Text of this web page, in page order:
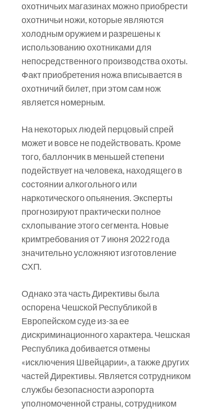
охотничьих магазинах можно приобрести
охотничьи ножи, которые являются
холодным оружием и разрешены к
использованию охотниками для
непосредственного производства охоты.
Факт приобретения ножа вписывается в
охотничий билет, при этом сам нож
является номерным.
На некоторых людей перцовый спрей
может и вовсе не подействовать. Кроме
того, баллончик в меньшей степени
подействует на человека, находящего в
состоянии алкогольного или
наркотического опьянения. Эксперты
прогнозируют практически полное
схлопывание этого сегмента. Новые
кримтребования от 7 июня 2022 года
значительно усложняют изготовление
СХП.
Однако эта часть Директивы была
оспорена Чешской Республикой в
Европейском суде из-за ее
дискриминационного характера. Чешская
Республика добивается отмены
«исключения Швейцарии», а также других
частей Директивы. Является сотрудником
службы безопасности аэропорта
уполномоченной страны, сотрудником